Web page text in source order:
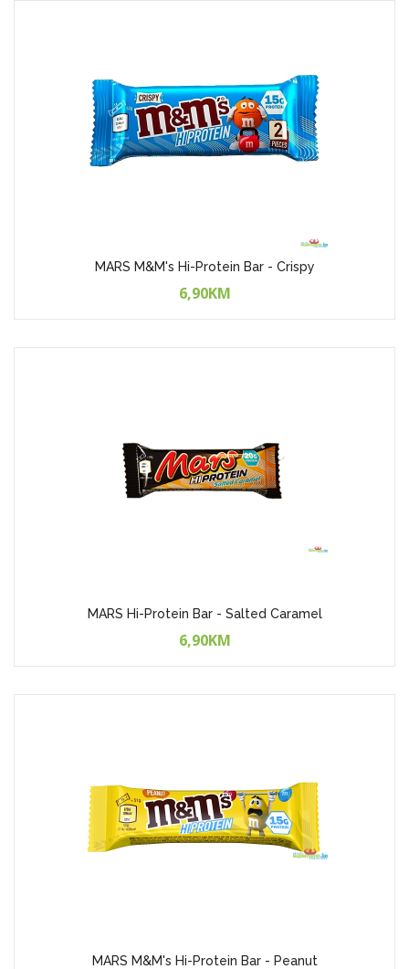
MARS M&M's Hi-Protein Bar - Crispy
6,90KM
MARS Hi-Protein Bar - Salted Caramel
6,90KM
MARS M&M's Hi-Protein Bar - Peanut